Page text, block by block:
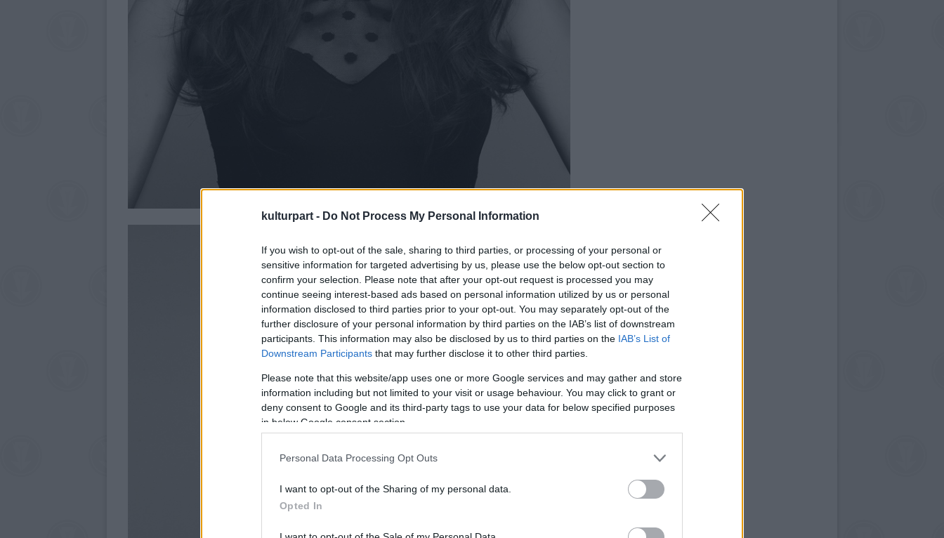
kulturpart - Do Not Process My Personal Information
If you wish to opt-out of the sale, sharing to third parties, or processing of your personal or
sensitive information for targeted advertising by us, please use the below opt-out section to
confirm your selection. Please note that after your opt-out request is processed you may
continue seeing interest-based ads based on personal information utilized by us or personal
information disclosed to third parties prior to your opt-out. You may separately opt-out of the
further disclosure of your personal information by third parties on the IAB’s list of downstream
participants. This information may also be disclosed by us to third parties on the IAB’s List of
Downstream Participants that may further disclose it to other third parties.
Please note that this website/app uses one or more Google services and may gather and store
information including but not limited to your visit or usage behaviour. You may click to grant or
deny consent to Google and its third-party tags to use your data for below specified purposes
in below Google consent section.
Personal Data Processing Opt Outs
I want to opt-out of the Sharing of my personal data.
Opted In